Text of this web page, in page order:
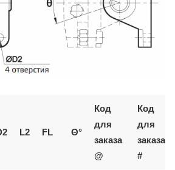
L2 FL Θ°
Код
для
заказа
@
Код
для
заказа
#